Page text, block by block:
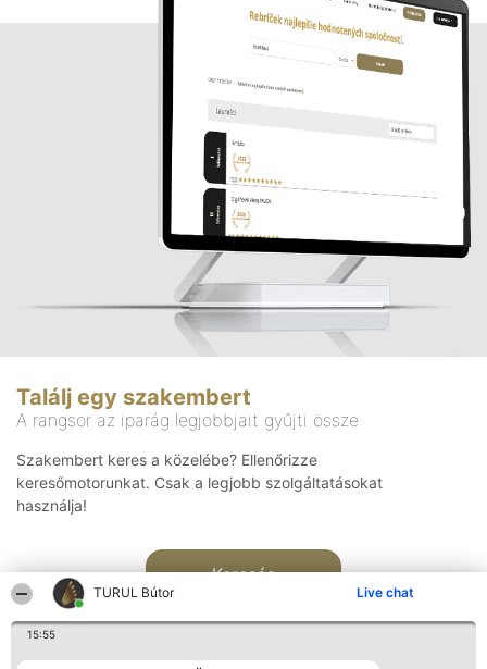
TURUL Bútor Live chat
15:55
Találj egy szakembert
A rangsor az iparág legjobbjait gyűjti össze
Szakembert keres a közelébe? Ellenőrizze
keresőmotorunkat. Csak a legjobb szolgáltatásokat
használja!
Keresés